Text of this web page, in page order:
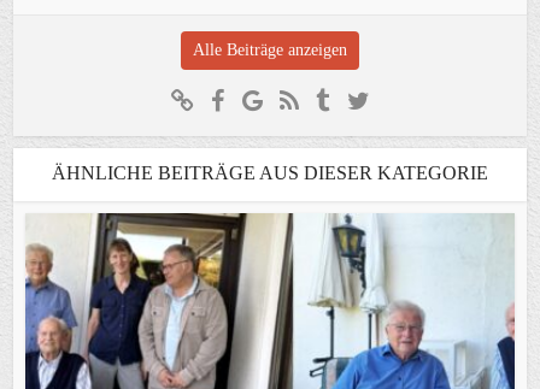
Alle Beiträge anzeigen
ÄHNLICHE BEITRÄGE AUS DIESER KATEGORIE